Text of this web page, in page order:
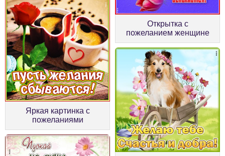
Открытка с
пожеланием женщине
Яркая картинка с
пожеланиями